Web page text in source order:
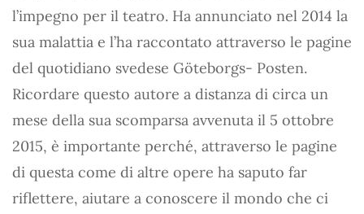
l’impegno per il teatro. Ha annunciato nel 2014 la
sua malattia e l’ha raccontato attraverso le pagine
del quotidiano svedese Göteborgs- Posten.
Ricordare questo autore a distanza di circa un
mese della sua scomparsa avvenuta il 5 ottobre
2015, è importante perché, attraverso le pagine
di questa come di altre opere ha saputo far
riflettere, aiutare a conoscere il mondo che ci